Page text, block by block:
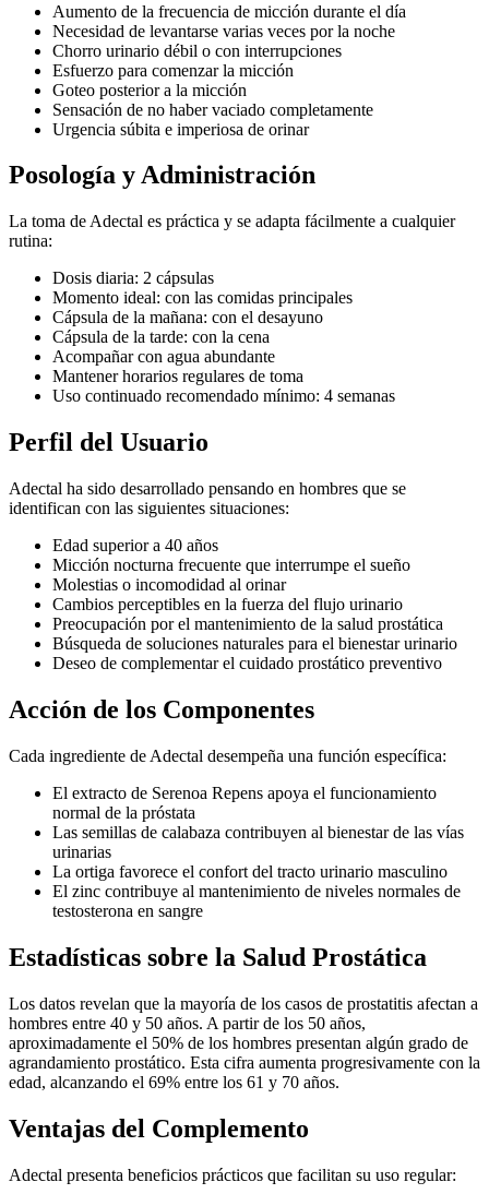
Aumento de la frecuencia de micción durante el día
Necesidad de levantarse varias veces por la noche
Chorro urinario débil o con interrupciones
Esfuerzo para comenzar la micción
Goteo posterior a la micción
Sensación de no haber vaciado completamente
Urgencia súbita e imperiosa de orinar
Posología y Administración
La toma de Adectal es práctica y se adapta fácilmente a cualquier
rutina:
Dosis diaria: 2 cápsulas
Momento ideal: con las comidas principales
Cápsula de la mañana: con el desayuno
Cápsula de la tarde: con la cena
Acompañar con agua abundante
Mantener horarios regulares de toma
Uso continuado recomendado mínimo: 4 semanas
Perfil del Usuario
Adectal ha sido desarrollado pensando en hombres que se
identifican con las siguientes situaciones:
Edad superior a 40 años
Micción nocturna frecuente que interrumpe el sueño
Molestias o incomodidad al orinar
Cambios perceptibles en la fuerza del flujo urinario
Preocupación por el mantenimiento de la salud prostática
Búsqueda de soluciones naturales para el bienestar urinario
Deseo de complementar el cuidado prostático preventivo
Acción de los Componentes
Cada ingrediente de Adectal desempeña una función específica:
El extracto de Serenoa Repens apoya el funcionamiento
normal de la próstata
Las semillas de calabaza contribuyen al bienestar de las vías
urinarias
La ortiga favorece el confort del tracto urinario masculino
El zinc contribuye al mantenimiento de niveles normales de
testosterona en sangre
Estadísticas sobre la Salud Prostática
Los datos revelan que la mayoría de los casos de prostatitis afectan a
hombres entre 40 y 50 años. A partir de los 50 años,
aproximadamente el 50% de los hombres presentan algún grado de
agrandamiento prostático. Esta cifra aumenta progresivamente con la
edad, alcanzando el 69% entre los 61 y 70 años.
Ventajas del Complemento
Adectal presenta beneficios prácticos que facilitan su uso regular: